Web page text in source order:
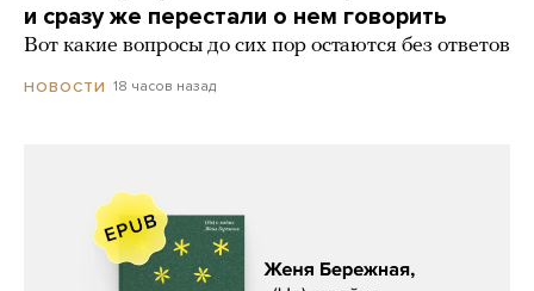
и сразу же перестали о нем говорить
Вот какие вопросы до сих пор остаются без ответов
НОВОСТИ 18 часов назад